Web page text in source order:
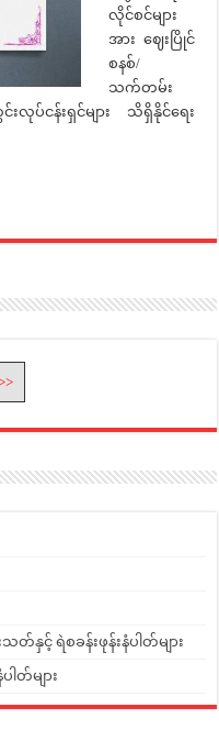
လိုင်စင်များ
အား ဈေးပြိုင်
စနစ်/
သက်တမ်း
လုပ်ငန်းရှင်များ သိရှိနိုင်ရေး
နှင့် ရဲစခန်းဖုန်းနံပါတ်များ
တ်များ